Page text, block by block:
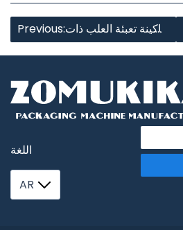
Previous:ماكينة تعبئة العلب ذات
اللغة
AR